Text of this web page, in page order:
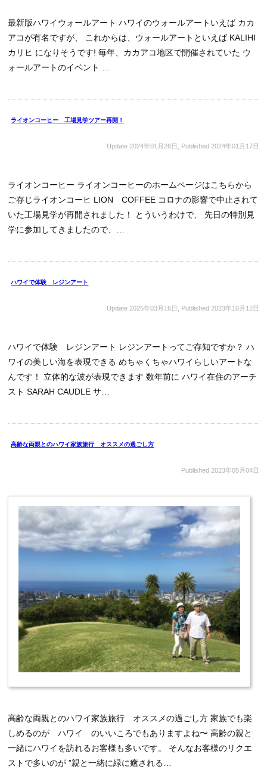
最新版ハワイウォールアート ハワイのウォールアートいえば カカ
アコが有名ですが、 これからは、ウォールアートといえば KALIHI
カリヒ になりそうです! 毎年、カカアコ地区で開催されていた ウ
ォールアートのイベント …
ライオンコーヒー 工場見学ツアー再開！
Update 2024年01月26日 , Published 2024年01月17日
ライオンコーヒー ライオンコーヒーのホームページはこちらから
ご存じライオンコーヒ LION COFFEE コロナの影響で中止されて
いた工場見学が再開されました！ とういうわけで、 先日の特別見
学に参加してきましたので、…
ハワイで体験 レジンアート
Update 2025年03月16日 , Published 2023年10月12日
ハワイで体験 レジンアート レジンアートってご存知ですか？ ハ
ワイの美しい海を表現できる めちゃくちゃハワイらしいアートな
んです！ 立体的な波が表現できます 数年前に ハワイ在住のアーチ
スト SARAH CAUDLE サ…
高齢な両親とのハワイ家族旅行 オススメの過ごし方
Published 2023年05月04日
高齢な両親とのハワイ家族旅行 オススメの過ごし方 家族でも楽
しめるのが ハワイ のいいころでもありますよね〜 高齢の親と
一緒にハワイを訪れるお客様も多いです。 そんなお客様のリクエ
ストで多いのが ”親と一緒に緑に癒される…